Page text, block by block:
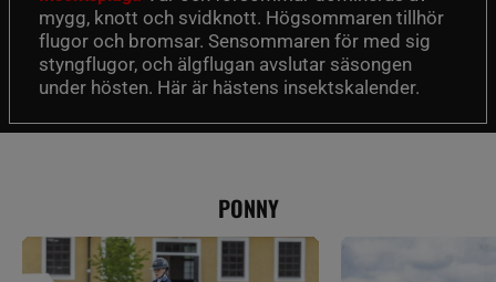
mygg, knott och svidknott. Högsommaren tillhör
flugor och bromsar. Sensommaren för med sig
styngflugor, och älgflugan avslutar säsongen
under hösten. Här är hästens insektskalender.
PONNY